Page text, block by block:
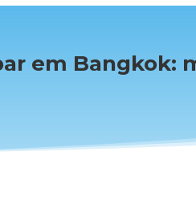
em Bangkok: